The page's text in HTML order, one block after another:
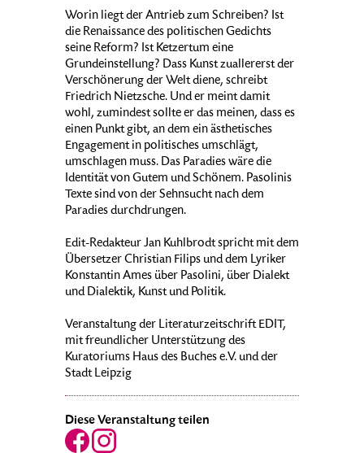
Worin liegt der Antrieb zum Schreiben? Ist
die Renaissance des politischen Gedichts
seine Reform? Ist Ketzertum eine
Grundeinstellung? Dass Kunst zuallererst der
Verschönerung der Welt diene, schreibt
Friedrich Nietzsche. Und er meint damit
wohl, zumindest sollte er das meinen, dass es
einen Punkt gibt, an dem ein ästhetisches
Engagement in politisches umschlägt,
umschlagen muss. Das Paradies wäre die
Identität von Gutem und Schönem. Pasolinis
Texte sind von der Sehnsucht nach dem
Paradies durchdrungen.
Edit-Redakteur Jan Kuhlbrodt spricht mit dem
Übersetzer Christian Filips und dem Lyriker
Konstantin Ames über Pasolini, über Dialekt
und Dialektik, Kunst und Politik.
Veranstaltung der Literaturzeitschrift EDIT,
mit freundlicher Unterstützung des
Kuratoriums Haus des Buches e.V. und der
Stadt Leipzig
Diese Veranstaltung teilen